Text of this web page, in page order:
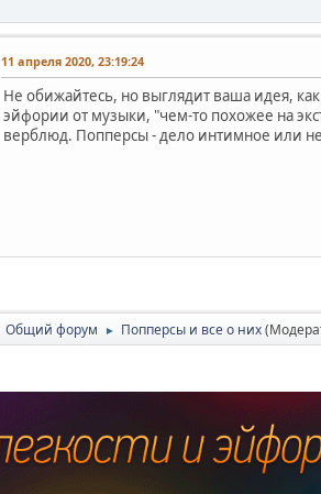
11 апреля 2020, 23:19:24
Не обижайтесь, но выглядит ваша идея,
эйфории от музыки, "чем-то похожее на
верблюд. Попперсы - дело интимное или
Общий форум ► Попперсы и все о них